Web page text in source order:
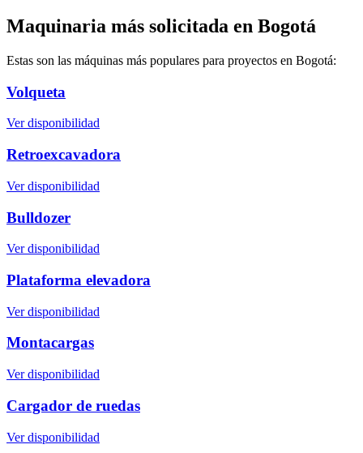
Maquinaria más solicitada en Bogotá
Estas son las máquinas más populares para proyectos en Bogotá:
Volqueta
Ver disponibilidad
Retroexcavadora
Ver disponibilidad
Bulldozer
Ver disponibilidad
Plataforma elevadora
Ver disponibilidad
Montacargas
Ver disponibilidad
Cargador de ruedas
Ver disponibilidad